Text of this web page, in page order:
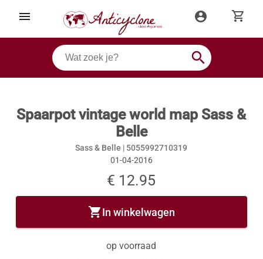
menu account_circle shopping_cart
search
Spaarpot vintage world map Sass &
Belle
Sass & Belle | 5055992710319
01-04-2016
€ 12.95
shopping_cartIn winkelwagen
op voorraad